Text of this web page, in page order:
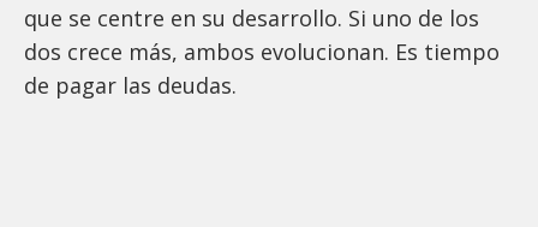
que se centre en su desarrollo. Si uno de los
dos crece más, ambos evolucionan. Es tiempo
de pagar las deudas.